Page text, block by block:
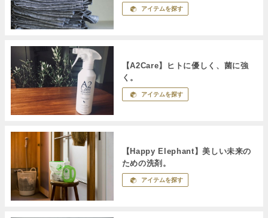
アイテムを探す
【A2Care】ヒトに優しく、菌に強
く。
アイテムを探す
【Happy Elephant】美しい未来の
ための洗剤。
アイテムを探す